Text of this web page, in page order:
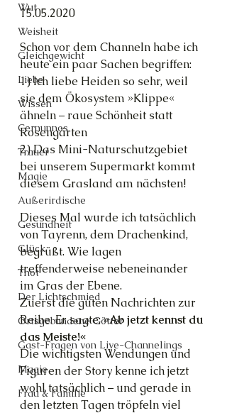
Wut
Weisheit
Gleichgewicht
Liebe
Wissen
Cernunnos
Trauer
Magie
Außerirdische
Gesundheit
Glück
Thot
Der Lichtschmied
Ortsgebundene Götter
Gast-Fragen von Live-Channelings
Magie
Frau & Familie
15.05.2020
Schon vor dem Channeln habe ich
heute ein paar Sachen begriffen:
1) Ich liebe Heiden so sehr, weil
sie dem Ökosystem »Klippe«
ähneln – raue Schönheit statt
Rosengärten
2) Das Mini-Naturschutzgebiet
bei unserem Supermarkt kommt
diesem Grasland am nächsten!
Dieses Mal wurde ich tatsächlich
von Tayrenn, dem Drachenkind,
begrüßt. Wie lagen
treffenderweise nebeneinander
im Gras der Ebene.
Zuerst die guten Nachrichten zur
Reihe. Er sagte: »Ab jetzt kennst du
das Meiste!«
Die wichtigsten Wendungen und
Figuren der Story kenne ich jetzt
wohl tatsächlich – und gerade in
den letzten Tagen tröpfeln viel